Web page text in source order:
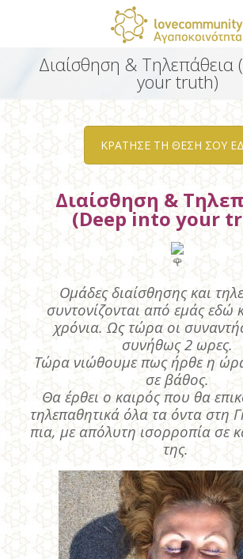
Διαίσθηση & Τηλεπάθεια
your truth)
ΚΡΑΤΗΣΕ ΤΗ ΘΕΣΗ ΣΟΥ
Διαίσθηση &
(Deep into your
Ομάδες διαίσθησης και
συντονίζονται από εμάς εδώ
χρόνια. Ως τώρα οι
συνήθως 2 ωρες.
Τώρα νιώθουμε πως ήρθε η
σε βάθος.
Θα έρθει ο καιρός που θα
τηλεπαθητικά όλα τα όντα στη
πια, με απόλυτη ισορροπία σε
της.